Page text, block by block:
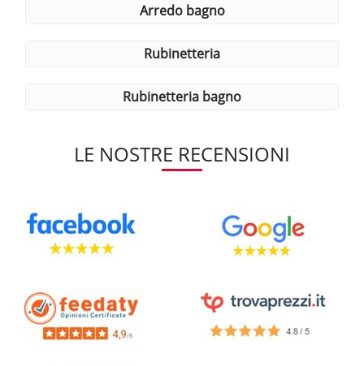
arredo bagno
rubinetteria
rubinetteria bagno
LE NOSTRE RECENSIONI